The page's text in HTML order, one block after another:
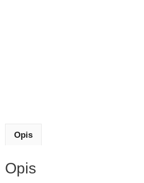
Opis
Opis